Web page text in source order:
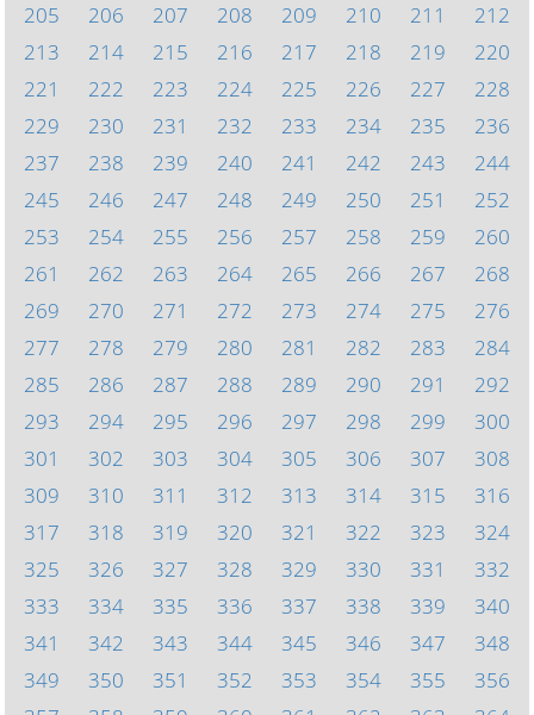
205
206 207 208 209 210 211
212
213
214 215 216 217 218 219
220
221
222 223 224 225 226 227
228
229
230 231 232 233 234 235
236
237
238 239 240 241 242 243
244
245
246 247 248 249 250 251
252
253
254 255 256 257 258 259
260
261
262 263 264 265 266 267
268
269
270 271 272 273 274 275
276
277
278 279 280 281 282 283
284
285
286 287 288 289 290 291
292
293
294 295 296 297 298 299
300
301
302 303 304 305 306 307
308
309
310 311 312 313 314 315
316
317
318 319 320 321 322 323
324
325
326 327 328 329 330 331
332
333
334 335 336 337 338 339
340
341
342 343 344 345 346 347
348
349
350 351 352 353 354 355
356